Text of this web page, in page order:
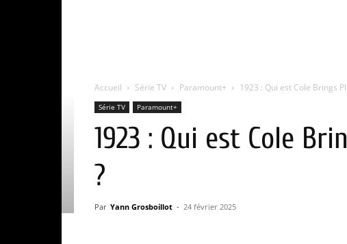
Accueil Série TV Paramount+ 1923 : Qui est Cole Brings
Série TV Paramount+
1923 : Qui est Cole
?
Par Yann Grosboillot - 24 février 2025